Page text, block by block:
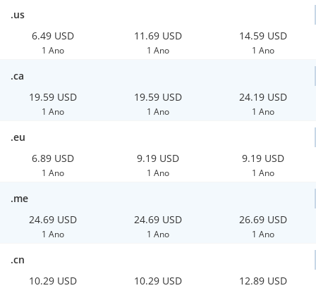
.us
6.49 USD
1 Ano
11.69 USD
1 Ano
14.59 USD
1 Ano
.ca
19.59 USD
1 Ano
19.59 USD
1 Ano
24.19 USD
1 Ano
.eu
6.89 USD
1 Ano
9.19 USD
1 Ano
9.19 USD
1 Ano
.me
24.69 USD
1 Ano
24.69 USD
1 Ano
26.69 USD
1 Ano
.cn
10.29 USD
10.29 USD 12.89 USD